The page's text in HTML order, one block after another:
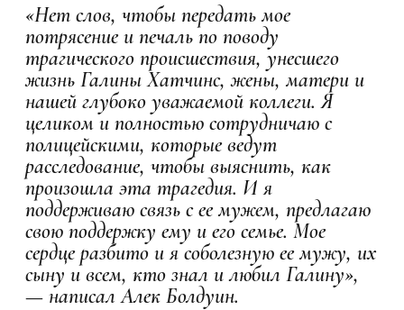
«Нет слов, чтобы передать мое
потрясение и печаль по поводу
трагического происшествия, унесшего
жизнь Галины Хатчинс, жены, матери и
нашей глубоко уважаемой коллеги. Я
целиком и полностью сотрудничаю с
полицейскими, которые ведут
расследование, чтобы выяснить, как
произошла эта трагедия. И я
поддерживаю связь с ее мужем, предлагаю
свою поддержку ему и его семье. Мое
сердце разбито и я соболезную ее мужу, их
сыну и всем, кто знал и любил Галину»,
— написал Алек Болдуин.